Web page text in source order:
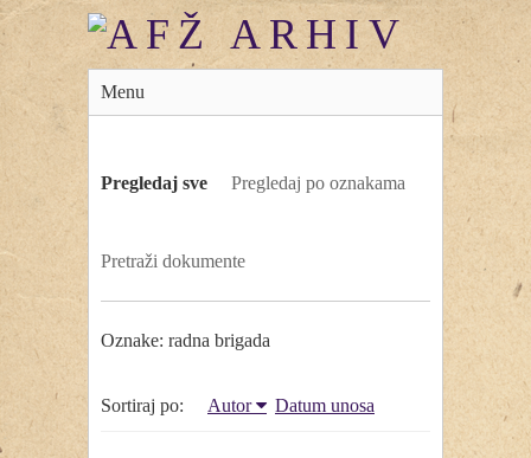
Menu
Pregledaj sve Pregledaj po oznakama
Pretraži dokumente
Oznake: radna brigada
Sortiraj po: Autor Datum unosa